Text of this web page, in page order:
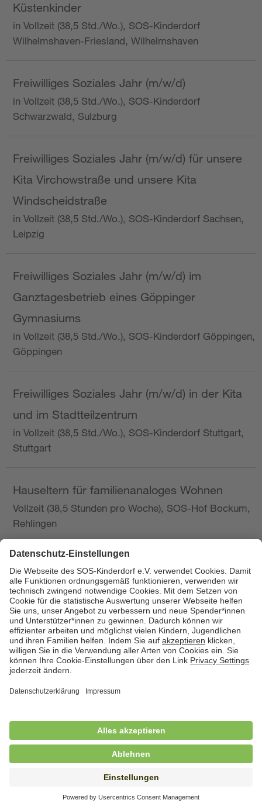
Küstenkinder
in Vollzeit (38,5 Std./Wo.), SOS-Kinderdorf
Wilhelmshaven-Friesland, Wilhelmshaven
Freiwilliges Soziales Jahr (m/w/d)
in Vollzeit (38,5 Std./Wo.), SOS-Kinderdorf
Schwarzwald, Sulzburg
Freiwilliges Soziales Jahr (m/w/d) für unsere
Kita Virchowstraße und unsere Kita
Windscheidstraße
in Vollzeit (38,5 Std./Wo.), SOS-Kinderdorf Sachsen,
Leipzig
Freiwilliges Soziales Jahr (m/w/d) im
Ganztagesbetrieb eines Göppinger
Gymnasiums
in Vollzeit (38,5 Std./Wo.), SOS-Kinderdorf Göppingen,
Göppingen
Freiwilliges Soziales Jahr (m/w/d) in der Kita
und im Stadtteilzentrum
in Vollzeit (38,5 Std./Wo.), SOS-Kinderdorf Stuttgart,
Stuttgart
Hauseltern für familienanaloges Wohnen
Vollzeit (38,5 Stunden pro Woche), SOS-Hof Bockum,
Rehlingen
Hauswirtschafterin / Köchin (m/w/d) als
Ausbilderin (m/w/d) im Bereich
Nahrungszubereitung
in Vollzeit (38,5 Std./Wo.), SOS-Kinderdorf
Saarbrücken, Saarbrücken
Hauswirtschaftskraft (m/w/d)
in unbefristeter Anstellung, Teilzeit (25 Std./Wo.), SOS-